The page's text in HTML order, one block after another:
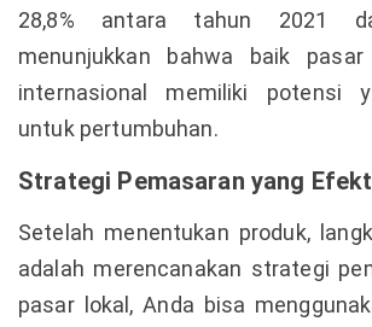
28,8% antara tahun 2021
menunjukkan bahwa baik
internasional memiliki potensi
untuk pertumbuhan.
Strategi Pemasaran yang
Setelah menentukan produk,
adalah merencanakan strategi
pasar lokal, Anda bisa